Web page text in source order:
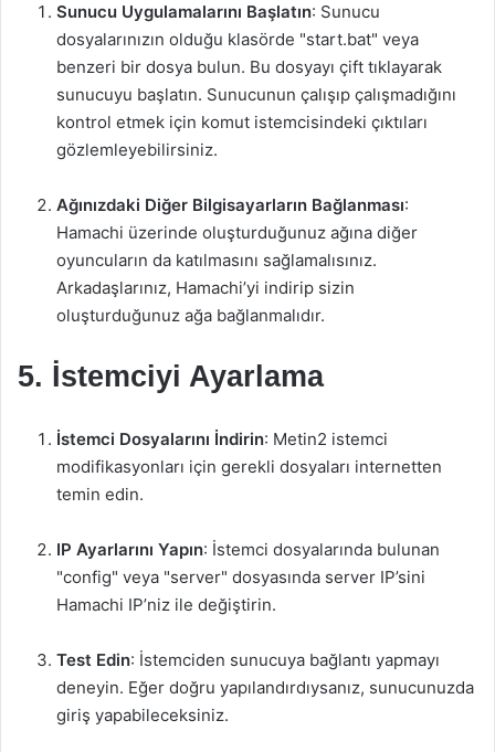
Sunucu Uygulamalarını Başlatın: Sunucu
dosyalarınızın olduğu klasörde "start.bat" veya
benzeri bir dosya bulun. Bu dosyayı çift tıklayarak
sunucuyu başlatın. Sunucunun çalışıp çalışmadığını
kontrol etmek için komut istemcisindeki çıktıları
gözlemleyebilirsiniz.
Ağınızdaki Diğer Bilgisayarların Bağlanması:
Hamachi üzerinde oluşturduğunuz ağına diğer
oyuncuların da katılmasını sağlamalısınız.
Arkadaşlarınız, Hamachi’yi indirip sizin
oluşturduğunuz ağa bağlanmalıdır.
5. İstemciyi Ayarlama
İstemci Dosyalarını İndirin: Metin2 istemci
modifikasyonları için gerekli dosyaları internetten
temin edin.
IP Ayarlarını Yapın: İstemci dosyalarında bulunan
"config" veya "server" dosyasında server IP’sini
Hamachi IP’niz ile değiştirin.
Test Edin: İstemciden sunucuya bağlantı yapmayı
deneyin. Eğer doğru yapılandırdıysanız, sunucunuzda
giriş yapabileceksiniz.